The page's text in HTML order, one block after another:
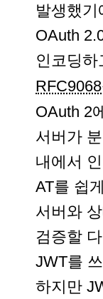
발생했
OAuth
인코딩하
RFC9068
OAuth 2
서버가
내에서
AT를 쉽
서버와
검증할
JWT를
하지만